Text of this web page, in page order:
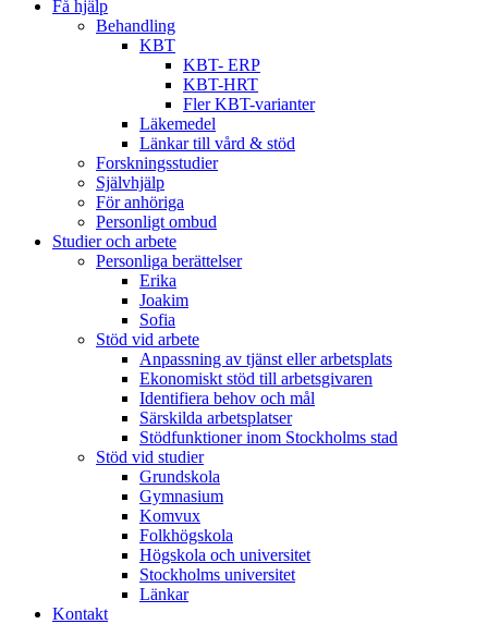
Få hjälp
Behandling
KBT
KBT- ERP
KBT-HRT
Fler KBT-varianter
Läkemedel
Länkar till vård & stöd
Forskningsstudier
Självhjälp
För anhöriga
Personligt ombud
Studier och arbete
Personliga berättelser
Erika
Joakim
Sofia
Stöd vid arbete
Anpassning av tjänst eller arbetsplats
Ekonomiskt stöd till arbetsgivaren
Identifiera behov och mål
Särskilda arbetsplatser
Stödfunktioner inom Stockholms stad
Stöd vid studier
Grundskola
Gymnasium
Komvux
Folkhögskola
Högskola och universitet
Stockholms universitet
Länkar
Kontakt